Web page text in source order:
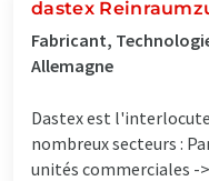
dastex
Fabricant,
Allemagne
Dastex est
nombreux secteurs :
unités commerciales -